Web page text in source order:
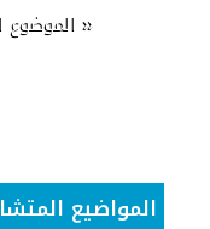
« الموضوع
المواضيع